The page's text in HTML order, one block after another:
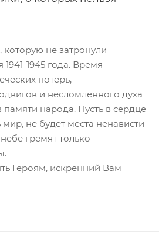
не затронули
1945 года. Время
потерь,
и несломленного духа
памяти народа. Пусть в сердце
не будет места ненависти
гремят только
Героям, искренний Вам